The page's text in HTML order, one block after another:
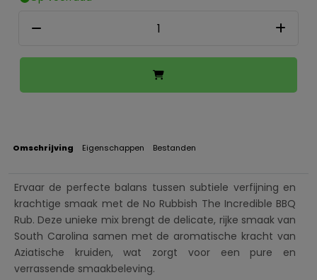
Omschrijving Eigenschappen Bestanden
Ervaar de perfecte balans tussen subtiele verfijning en
krachtige smaak met de No Rubbish The Incredible BBQ
Rub. Deze unieke mix brengt de delicate, rijke smaak van
South Carolina samen met de aromatische kracht van
Aziatische kruiden, wat zorgt voor een pure en
verrassende smaakbeleving.